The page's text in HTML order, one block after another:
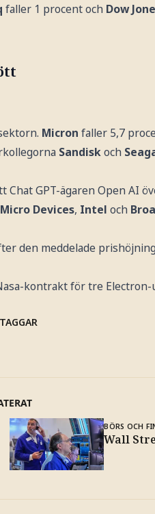
faller 1 procent och Dow
Micron faller 5,7
Sandiskoch
GPT-ägaren Open AI
Devices, Intel och
den meddelade
kontrakt för tre Electron-
BÖRS OCH
Wall